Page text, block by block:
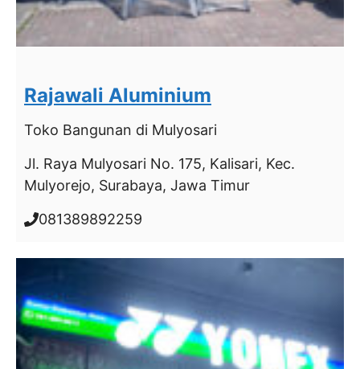
Rajawali Aluminium
Toko Bangunan di Mulyosari
Jl. Raya Mulyosari No. 175, Kalisari, Kec.
Mulyorejo, Surabaya, Jawa Timur
081389892259